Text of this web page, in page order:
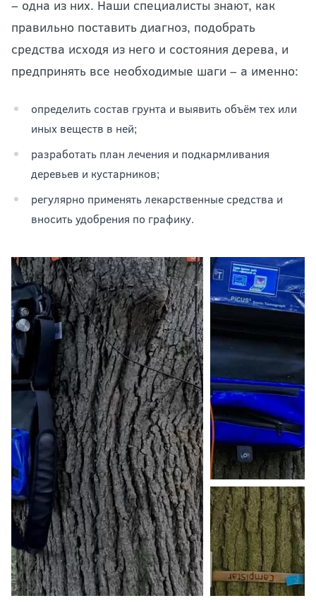
– одна из них. Наши специалисты знают, как
правильно поставить диагноз, подобрать
средства исходя из него и состояния дерева, и
предпринять все необходимые шаги – а именно:
определить состав грунта и выявить объём тех или
иных веществ в ней;
разработать план лечения и подкармливания
деревьев и кустарников;
регулярно применять лекарственные средства и
вносить удобрения по графику.